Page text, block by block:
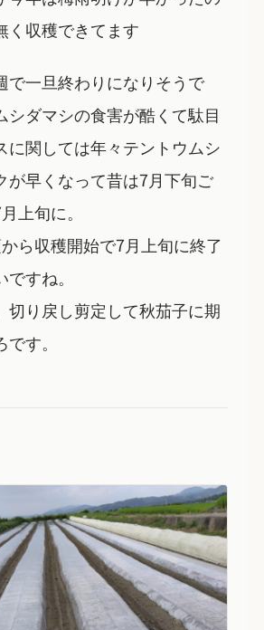
く収穫できてます
で一旦終わりになりそうで
シダマシの食害が酷くて駄目
に関しては年々テントウムシ
が早くなって昔は7月下旬ご
上旬に。
ら収穫開始で7月上旬に終了
すね。
切り戻し剪定して秋茄子に期
す。